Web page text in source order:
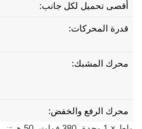
أقصى تحميل لكل جانب:
قدرة المحركات:
محرك المشبك:
محرك الرفع والخفض: